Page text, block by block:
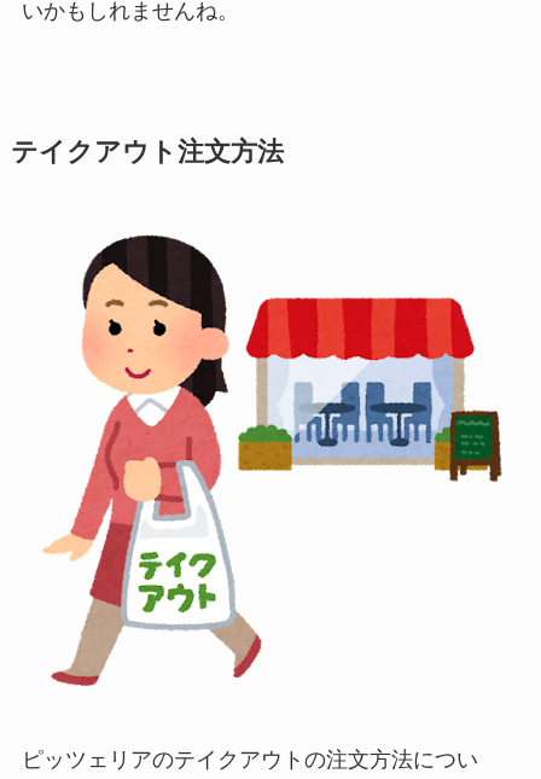
いかもしれませんね。
テイクアウト注文方法
ピッツェリアのテイクアウトの注文方法につい